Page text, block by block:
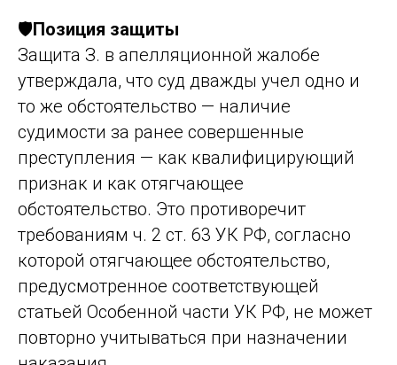
🛡️Позиция защиты
Защита З. в апелляционной жалобе
утверждала, что суд дважды учел одно и
то же обстоятельство — наличие
судимости за ранее совершенные
преступления — как квалифицирующий
признак и как отягчающее
обстоятельство. Это противоречит
требованиям ч. 2 ст. 63 УК РФ, согласно
которой отягчающее обстоятельство,
предусмотренное соответствующей
статьей Особенной части УК РФ, не может
повторно учитываться при назначении